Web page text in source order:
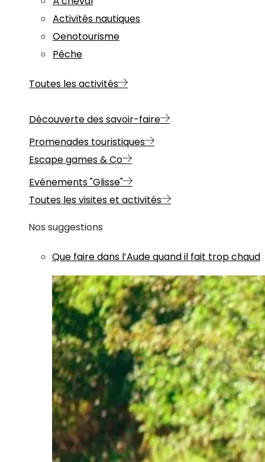
Activités nautiques
Oenotourisme
Pêche
Toutes les activités
Découverte des savoir-faire
Promenades touristiques
Escape games & Co
Evénements "Glisse"
Toutes les visites et activités
Nos suggestions
Que faire dans l’Aude quand il fait trop chaud